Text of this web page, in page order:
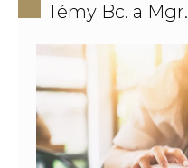
Témy Bc. a Mgr.